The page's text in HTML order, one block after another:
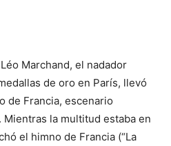
Marchand, el nadador
de oro en París, llevó
de Francia, escenario
la multitud estaba en
el himno de Francia (“La